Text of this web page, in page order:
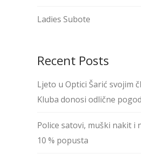
Ladies Subote
Recent Posts
Ljeto u Optici Šarić svojim
Kluba donosi odlične
Police satovi, muški nakit i
10 % popusta